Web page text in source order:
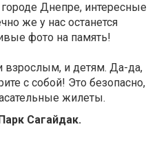
Днепре, интересные
же у нас останется
фото на память!
взрослым, и детям. Да-да,
с собой! Это безопасно,
жилеты.
Сагайдак.